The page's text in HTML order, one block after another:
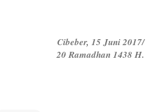
Cibeber, 15 Juni 2017/
20 Ramadhan 1438 H.